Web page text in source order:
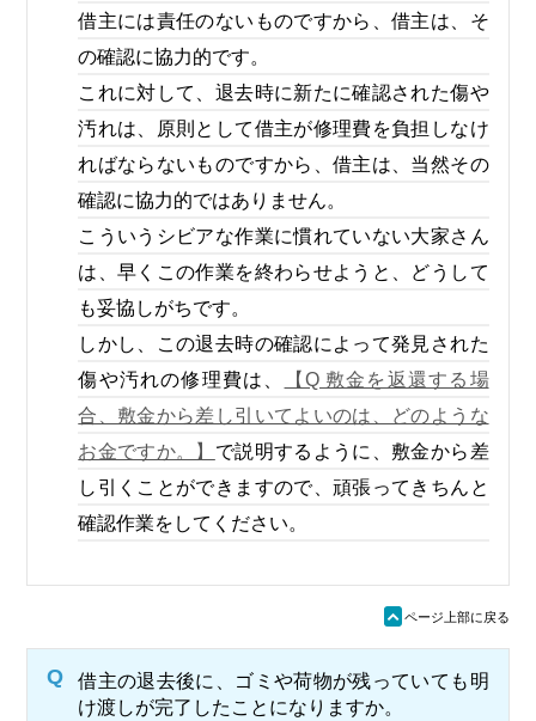
借主には責任のないものですから、借主は、そ
の確認に協力的です。
これに対して、退去時に新たに確認された傷や
汚れは、原則として借主が修理費を負担しなけ
ればならないものですから、借主は、当然その
確認に協力的ではありません。
こういうシビアな作業に慣れていない大家さん
は、早くこの作業を終わらせようと、どうして
も妥協しがちです。
しかし、この退去時の確認によって発見された
傷や汚れの修理費は、
【Q 敷金を返還する場
合、敷金から差し引いてよいのは、どのような
お金ですか。】 で説明するように、敷金から差
し引くことができますので、頑張ってきちんと
確認作業をしてください。
ü ページ上部に戻る
Q
借主の退去後に、ゴミや荷物が残っていても明
け渡しが完了したことになりますか。